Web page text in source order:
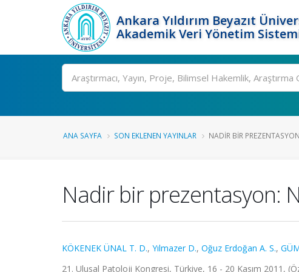
Ankara Yıldırım Beyazıt
Akademik Veri Yönetim
Ara
ANA SAYFA SON EKLENEN YAYINLAR NADIR BIR
Nadir bir prezentasyon:
KÖKENEK ÜNAL T. D., Yılmazer D., Oğuz Erdoğan A. S.,
21. Ulusal Patoloji Kongresi, Türkiye, 16 - 20 Kasım 2011,